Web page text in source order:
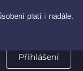
Přihlášení